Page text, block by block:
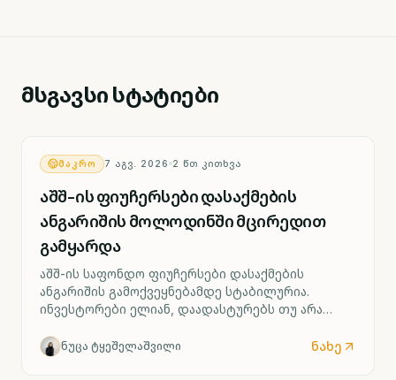
მსგავსი სტატიები
ᲛᲐᲙᲠᲝ 7 ᲐᲒᲕ. 2026 2 ᲬᲗ ᲙᲘᲗᲮᲕᲐ
აშშ-ის ფიუჩერსები დასაქმების
ანგარიშის მოლოდინში მცირედით
გამყარდა
აშშ-ის საფონდო ფიუჩერსები დასაქმების
ანგარიშის გამოქვეყნებამდე სტაბილურია.
ინვესტორები ელიან, დაადასტურებს თუ არა
მიერ საპროცენტო განაკვეთის შესაძლო ზრდის
სცენარს უკვე სექტემბრიდან.
ნუცა ტყეშელაშვილი ნახე